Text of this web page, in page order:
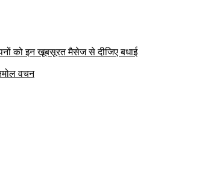
को इन खूबसूरत मैसेज से दीजिए बधाई
वचन